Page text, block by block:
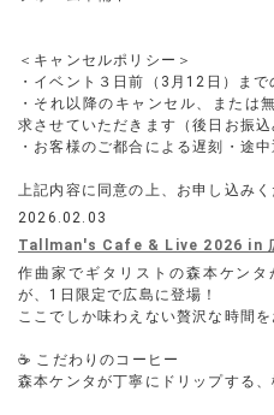
＜キャンセルポリシー＞
・イベント３日前（3月12日）まで
・それ以降のキャンセル、または
求させていただきます（後日お振
・お客様のご都合による遅刻・途
上記内容に同意の上、お申し込みく
2026.02.03
Tallman's Cafe & Live 2026 in
作曲家でギタリストの森本ケン
が、1日限定で広島に登場！
ここでしか味わえない贅沢な時間を
☕ こだわりのコーヒー
森本ケンタが丁寧にドリップする